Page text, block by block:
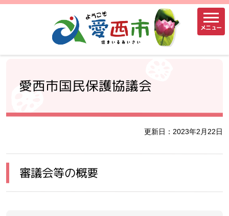
メニュー
愛西市国民保護協議会
更新日：2023年2月22日
審議会等の概要